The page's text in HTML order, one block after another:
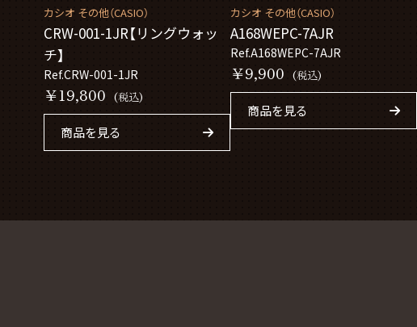
カシオ その他（CASIO）
CRW-001-1JR【リングウォッ
チ】
Ref.CRW-001-1JR
￥19,800 (税込)
商品を見る
カシオ その他（CASIO）
A168WEPC-7AJR
Ref.A168WEPC-7AJR
￥9,900 (税込)
商品を見る